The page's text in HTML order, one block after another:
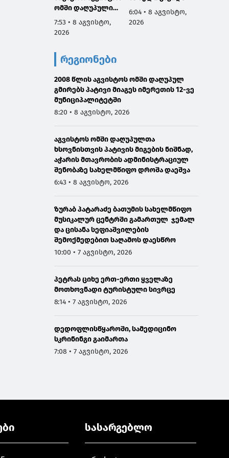
ომში დაღუპული
გმირების ხსოვნას,
მათი პატრიოტიზმი
ვალი ამ გმირების
წინაშე,
ყველაფერი
გავაკეთოთ
მშვიდობიანი გზით
საქართველოს
აღსადგენად
7:53 • 8 აგვისტო,
2026
6:04 • 8 აგვისტო,
2026
რეგიონები
2008 წლის აგვისტოს ომში დაღუპულ
გმირებს პატივი მიაგეს იმერეთის 12-ვე
მუნიციპალიტეტში
8:20 • 8 აგვისტო, 2026
აგვისტოს ომში დაღუპულთა
ხსოვნისთვის პატივის მიგების ნიშნად,
აჭარის მთავრობის ადმინისტრაციულ
შენობაზე სახელმწიფო დროშა დაეშვა
6:43 • 8 აგვისტო, 2026
ზურაბ პატარაძე ბათუმის სახელმწიფო
მუსიკალურ ცენტრში გამართულ ჯემალ
და ცისანა სეფიაშვილების
შემოქმედებით საღამოს დაესწრო
10:00 • 7 აგვისტო, 2026
პეტრას ციხე ერთ-ერთი ყველაზე
მოთხოვნადი ტურისტული სივრცე
8:14 • 7 აგვისტო, 2026
დედოფლისწყაროში, სამედიცინო
სკრინინგი გაიმართა
7:08 • 7 აგვისტო, 2026
სასარგებლო